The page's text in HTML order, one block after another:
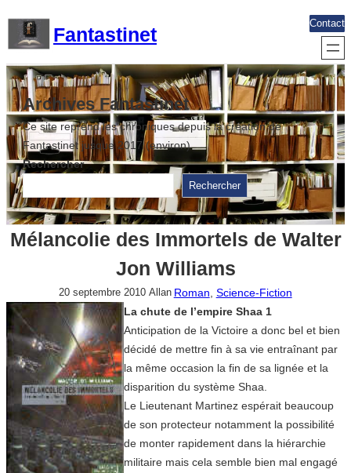
contenu
Fantastinet
Contact
Archives Fantastinet
Ce site reprend les chroniques depuis la création de
Fantastinet jusque 2017 (environ)
Rechercher
Rechercher
Mélancolie des Immortels de Walter
Jon Williams
20 septembre 2010 Allan Roman Science-Fiction
La chute de l’empire Shaa 1
Anticipation de la Victoire a donc bel et bien
décidé de mettre fin à sa vie entraînant par
la même occasion la fin de sa lignée et la
disparition du système Shaa.
Le Lieutenant Martinez espérait beaucoup
de son protecteur notamment la possibilité
de monter rapidement dans la hiérarchie
militaire mais cela semble bien mal engagé